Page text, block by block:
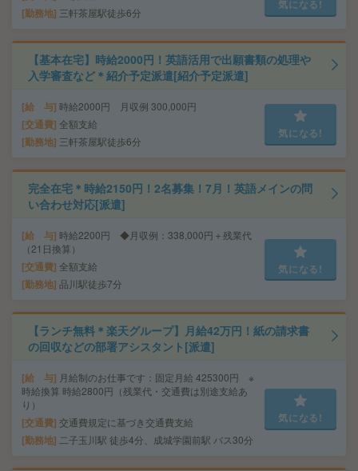
勤務地 三軒茶屋駅徒歩6分
気になる!
【基本在宅】時給2000円！英語活用で出願書類の処理や
入学審査など＊紹介予定派遣[紹介予定派遣]
給 与 時給2000円 月収例 300,000円
交通費 全額支給
勤務地 三軒茶屋駅徒歩6分
気になる!
完全在宅＊時給2150円！2名募集！7月！英語メインの問
い合わせ対応[派遣]
給 与 時給2200円 ◆月収例：338,000円＋残業代
（21日換算）
交通費 全額支給
勤務地 品川駅徒歩7分
気になる!
【ランチ無料＊楽天グループ】月給42万円！紙の請求書
の回収などの部署アシスタント[派遣]
給 与 月給制のお仕事です：固定月給 425300円 ※
時給換算 時給2800円（残業代・交通費は別途支給あ
り）
交通費 交通費規定に基づき交通費支給
勤務地 二子玉川駅 徒歩4分、成城学園前駅 バス30分
気になる!